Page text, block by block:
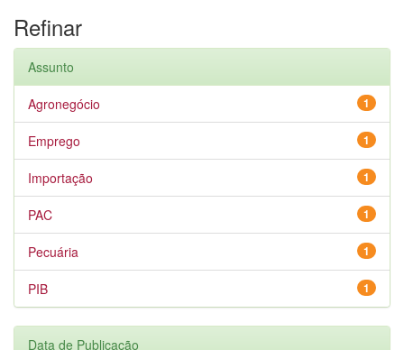
Refinar
Assunto
1
Agronegócio
1
Emprego
1
Importação
1
PAC
1
Pecuária
1
PIB
Data de Publicação